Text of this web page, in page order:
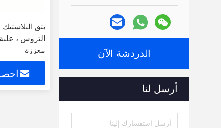
الدردشة الآن
أرسل لنا
بثق البلاستيك
التروس ،
معززة